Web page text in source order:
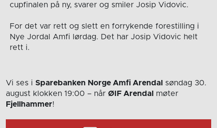
cupfinalen på ny, svarer og smiler Josip Vidovic.
For det var rett og slett en forrykende forestilling i
Nye Jordal Amfi lørdag. Det har Josip Vidovic helt
rett i.
Vi ses i Sparebanken Norge Amfi Arendal
søndag 30.
august klokken 19:00 – når ØIF Arendal
møter
Fjellhammer!